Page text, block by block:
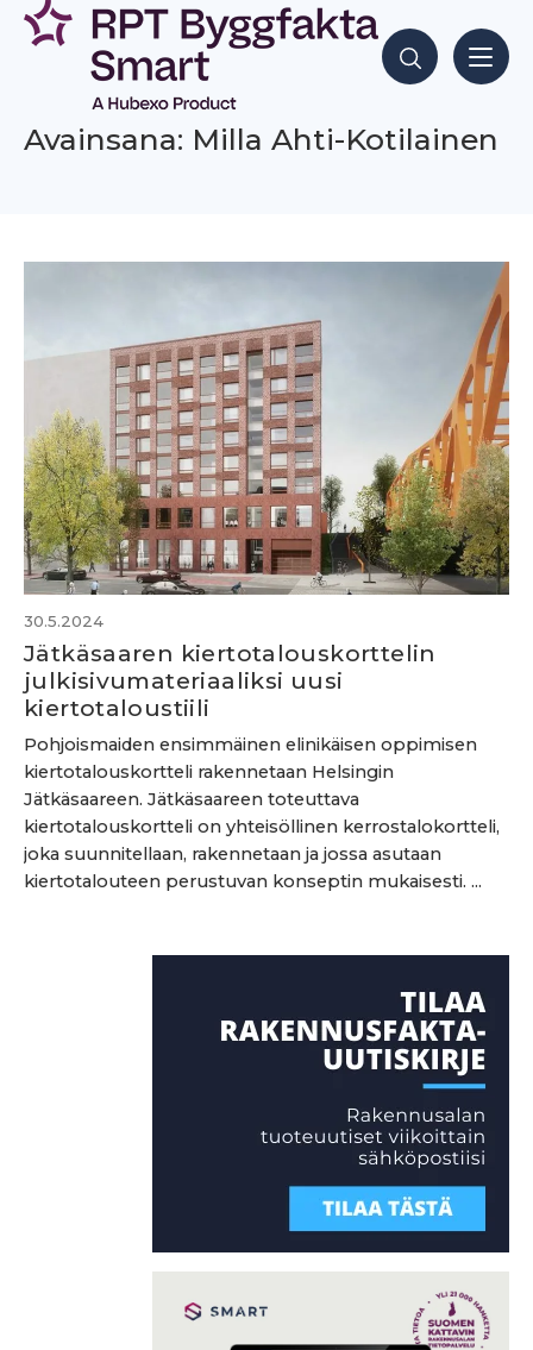
Siirry
sisältöön
Hae sisältöjä
Avainsana: Milla Ahti-Kotilainen
30.5.2024
Jätkäsaaren kiertotalouskorttelin
julkisivumateriaaliksi uusi
kiertotaloustiili
Pohjoismaiden ensimmäinen elinikäisen oppimisen
kiertotalouskortteli rakennetaan Helsingin
Jätkäsaareen. Jätkäsaareen toteuttava
kiertotalouskortteli on yhteisöllinen kerrostalokortteli,
joka suunnitellaan, rakennetaan ja jossa asutaan
kiertotalouteen perustuvan konseptin mukaisesti. ...